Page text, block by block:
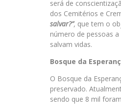
será de
dos Cemitérios e
salvar?”, que tem o
número de pessoas
salvam vidas.
Bosque da Espera
O Bosque da
preservado.
sendo que 8 mil